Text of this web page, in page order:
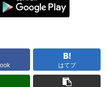
はてブ